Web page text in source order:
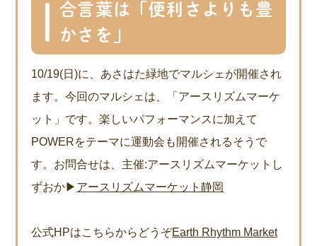
合言葉は「便利さよりも豊
かさを」
10/19(日)に、あさはた緑地でマルシェが開催され
ます。今回のマルシェは、「アースリズムマーケ
ット」です。楽しいパフォーマンスに加えて
POWERをテーマに運動会も開催されるそうで
す。お問合せは、主催:アースリズムマーケットし
ずおか▶ アースリズムマーケット静岡
公式HPはこちらからどうぞEarth Rhythm Market